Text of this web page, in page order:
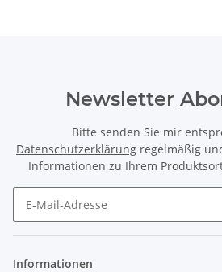
Newsletter
Bitte senden Sie mir
Datenschutzerklärung regelmäßig
Informationen zu Ihrem
Informationen